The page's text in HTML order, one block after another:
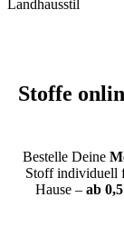
Landhausstil
Stoffe
Bestelle Deine
Stoff individuell
Hause – ab